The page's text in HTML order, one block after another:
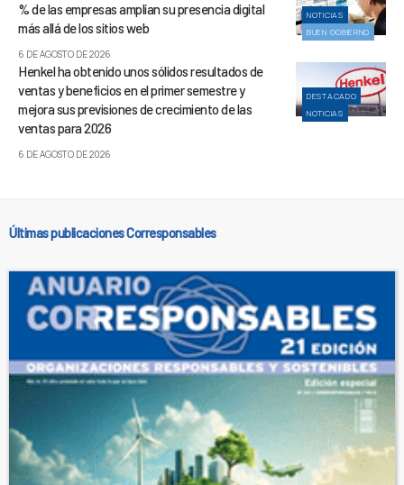
NOTICIAS
BUEN GOBIERNO
% de las empresas amplían su presencia digital
más allá de los sitios web
6 DE AGOSTO DE 2026
DESTACADO
NOTICIAS
Henkel ha obtenido unos sólidos resultados de
ventas y beneficios en el primer semestre y
mejora sus previsiones de crecimiento de las
ventas para 2026
6 DE AGOSTO DE 2026
Últimas publicaciones Corresponsables